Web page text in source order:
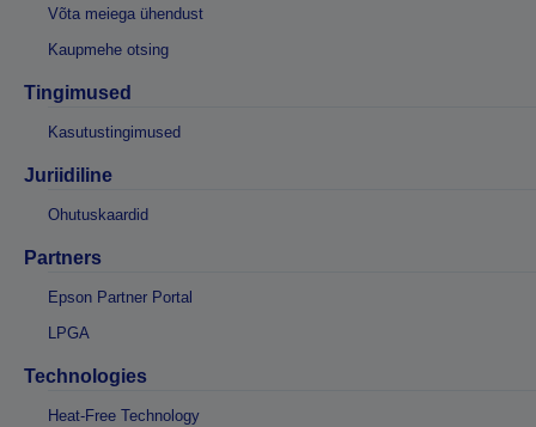
Võta meiega ühendust
Kaupmehe otsing
Tingimused
Kasutustingimused
Juriidiline
Ohutuskaardid
Partners
Epson Partner Portal
LPGA
Technologies
Heat-Free Technology